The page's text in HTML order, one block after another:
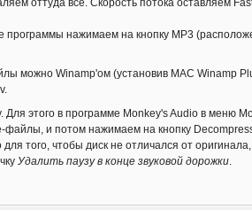
оттуда все. Скорость потока оставляем
нажимаем на кнопку MP3
можно Winamp'ом (установив MAC Winamp
этого в программе Monkey's Audio в меню
и потом нажимаем на кнопку
того, чтобы диск не отличался от
Удалить паузу в конце звуковой дорожки